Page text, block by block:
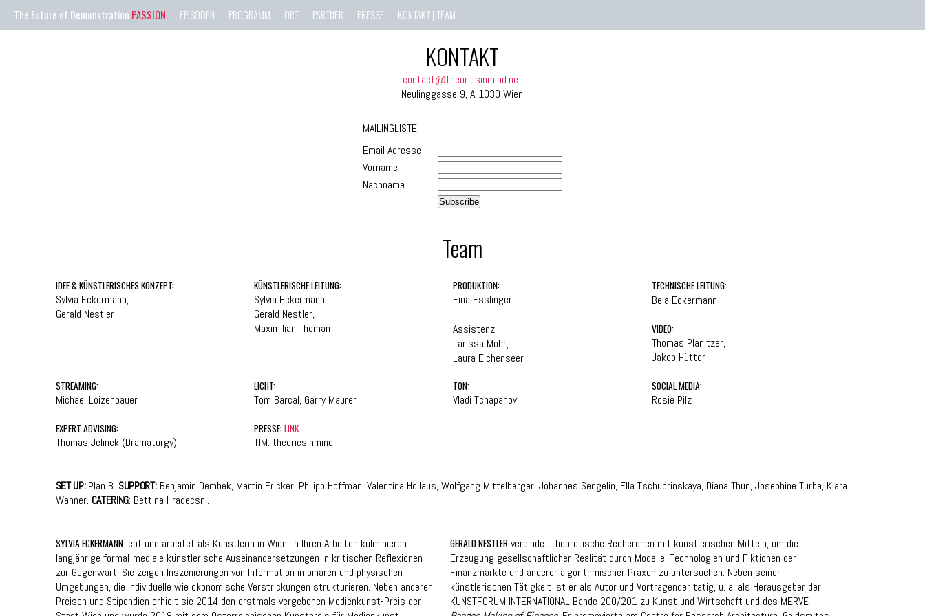
The Future of Demonstration PASSION EPISODEN PROGRAMM ORT PARTNER PRESSE KONTAKT | TEAM
KONTAKT
contact@theoriesinmind.net
Neulinggasse 9, A-1030 Wien
MAILINGLISTE:
Email Adresse
Vorname
Nachname
Team
IDEE & KÜNSTLERISCHES KONZEPT:
Sylvia Eckermann,
Gerald Nestler
KÜNSTLERISCHE LEITUNG:
Sylvia Eckermann,
Gerald Nestler,
Maximilian Thoman
PRODUKTION:
Fina Esslinger
TECHNISCHE LEITUNG:
Bela Eckermann
Assistenz:
Larissa Mohr,
Laura Eichenseer
VIDEO:
Thomas Planitzer,
Jakob Hütter
STREAMING:
Michael Loizenbauer
LICHT:
Tom Barcal, Garry Maurer
TON:
Vladi Tchapanov
SOCIAL MEDIA:
Rosie Pilz
EXPERT ADVISING:
Thomas Jelinek (Dramaturgy)
PRESSE:LINK
TIM. theoriesinmind
SET UP:Plan B. SUPPORT:Benjamin Dembek, Martin Fricker, Philipp Hoffman, Valentina Hollaus, Wolfgang Mittelberger, Johannes Sengelin, Ella Tschuprinskaya, Diana Thun, Josephine Turba, Klara
Wanner. CATERING: Bettina Hradecsni.
SYLVIA ECKERMANNlebt und arbeitet als Künstlerin in Wien. In Ihren Arbeiten kulminieren
langjährige formal-mediale künstlerische Auseinandersetzungen in kritischen Reflexionen
zur Gegenwart. Sie zeigen Inszenierungen von Information in binären und physischen
Umgebungen, die individuelle wie ökonomische Verstrickungen strukturieren. Neben anderen
Preisen und Stipendien erhielt sie 2014 den erstmals vergebenen Medienkunst-Preis der
GERALD NESTLER verbindet theoretische Recherchen mit künstlerischen Mitteln, um die
Erzeugung gesellschaftlicher Realität durch Modelle, Technologien und Fiktionen der
Finanzmärkte und anderer algorithmischer Praxen zu untersuchen. Neben seiner
künstlerischen Tätigkeit ist er als Autor und Vortragender tätig, u. a. als Herausgeber der
KUNSTFORUM INTERNATIONAL Bände 200/201 zu Kunst und Wirtschaft und des MERVE